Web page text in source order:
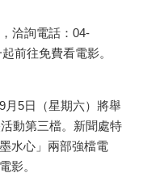
，洽詢電話：04-
前往免費看電影。
5日（星期六）將舉
動第三檔。新聞處特
水心」兩部強檔電
影。